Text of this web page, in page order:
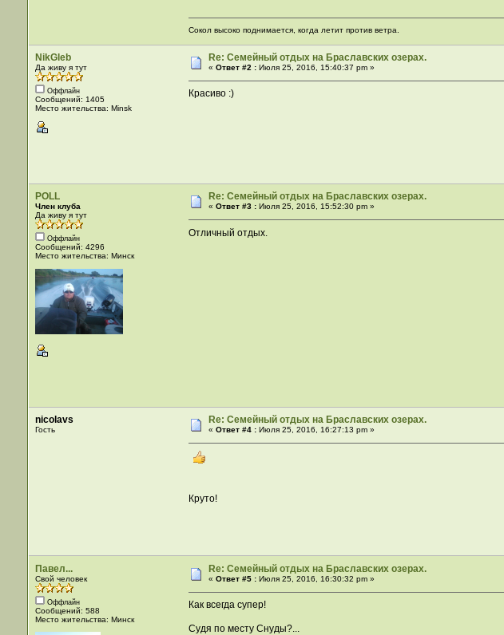
Сокол высоко поднимается, когда летит против ветра.
NikGleb
Да живу я тут
Оффлайн
Сообщений: 1405
Место жительства: Minsk
Re: Семейный отдых на Браславских озерах.
« Ответ #2 :Июля 25, 2016, 15:40:37 pm »
Красиво :)
POLL
Член клуба
Да живу я тут
Оффлайн
Сообщений: 4296
Место жительства: Минск
Re: Семейный отдых на Браславских озерах.
« Ответ #3 :Июля 25, 2016, 15:52:30 pm »
Отличный отдых.
nicolavs
Гость
Re: Семейный отдых на Браславских озерах.
« Ответ #4 :Июля 25, 2016, 16:27:13 pm »
Круто!
Павел...
Свой человек
Оффлайн
Сообщений: 588
Место жительства: Минск
Re: Семейный отдых на Браславских озерах.
« Ответ #5 :Июля 25, 2016, 16:30:32 pm »
Как всегда супер!
Судя по месту Снуды?...